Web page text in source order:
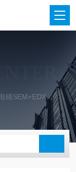
镜SEM+EDX 二手